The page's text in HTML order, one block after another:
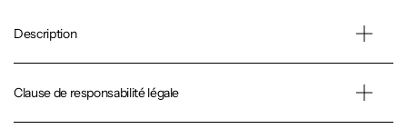
Description
Clause de responsabilité légale